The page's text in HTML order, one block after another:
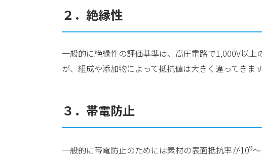
２．絶縁性
一般的に絶縁性の評価基準は、高圧電路で1,000V以
が、組成や添加物によって抵抗値は大きく違ってきま
３．帯電防止
一般的に帯電防止のためには素材の表面抵抗率が109